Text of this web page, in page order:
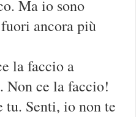
Ma io sono
ancora più
la faccio a
Non ce la faccio!
tu. Senti, io non te